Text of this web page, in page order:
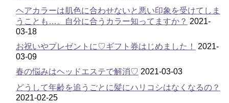
ヘアカラーは肌色に合わせないと悪い印象を受けてしま
うことも…。自分に合うカラー知ってますか？ 2021-
03-18
お祝いやプレゼントに♡ギフト券はじめました！
2021-
03-09
春の悩みはヘッドエステで解消♡ 2021-03-03
どうして年齢を追うごとに髪にハリコシはなくなるの？
2021-02-25